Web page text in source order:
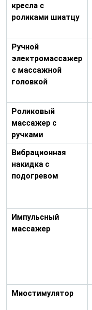
кресла с
роликами шиатцу
Ручной
электромассажер
с массажной
головкой
Роликовый
массажер с
ручками
Вибрационная
накидка с
подогревом
Импульсный
массажер
Миостимулятор